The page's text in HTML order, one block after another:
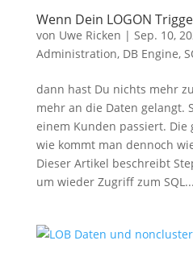
Wenn Dein LOGON
von Uwe Ricken | Sep. 10,
Administration, DB Engine,
dann hast Du nichts mehr
mehr an die Daten gelangt.
einem Kunden passiert. Die
wie kommt man dennoch
Dieser Artikel beschreibt
um wieder Zugriff zum SQL...